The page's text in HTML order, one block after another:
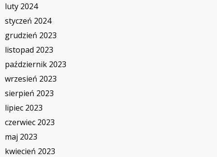
luty 2024
styczeń 2024
grudzień 2023
listopad 2023
październik 2023
wrzesień 2023
sierpień 2023
lipiec 2023
czerwiec 2023
maj 2023
kwiecień 2023